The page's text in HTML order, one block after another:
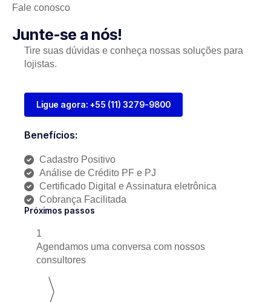
Fale conosco
Junte-se a nós!
Tire suas dúvidas e conheça nossas soluções para
lojistas.
Ligue agora: +55 (11) 3279-9800
Benefícios:
Cadastro Positivo
Análise de Crédito PF e PJ
Certificado Digital e Assinatura eletrônica
Cobrança Facilitada
Próximos passos
1
Agendamos uma conversa com nossos
consultores